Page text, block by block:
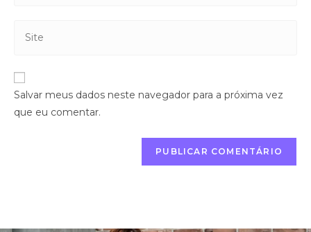
Salvar meus dados neste navegador para a próxima vez
que eu comentar.